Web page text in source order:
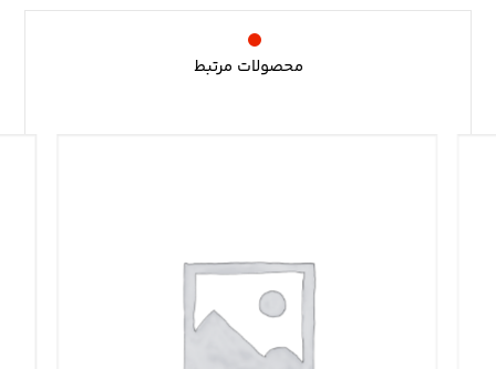
محصولات مرتبط